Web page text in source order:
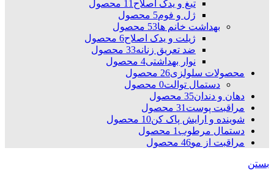
تیغ و یدک اصلاح11 محصول
ژل و فوم5 محصول
بهداشت خانم ها53 محصول
ژیلت و یدک اصلاح6 محصول
ضد تعریق زنانه33 محصول
نوار بهداشتی4 محصول
محصولات سلولزی26 محصول
دستمال توالت0 محصول
دهان و دندان35 محصول
مراقبت پوست31 محصول
شوینده و ارایش پاک کن10 محصول
دستمال مرطوب1 محصول
مراقبت از مو46 محصول
بستن